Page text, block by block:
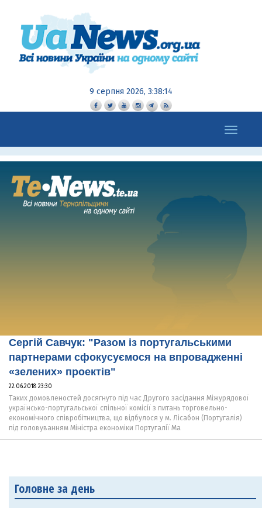
9 серпня 2026, 3:38:14
Toggle
navigation
Сергій Савчук: "Разом із португальськими
партнерами сфокусуємося на впровадженні
«зелених» проектів"
22.06.2018 23:30
Таких домовленостей досягнуто під час Другого засідання Міжурядової
українсько-португальської спільної комісії з питань торговельно-
економічного співробітництва, що відбулося у м. Лісабон (Португалія)
під головуванням Міністра економіки Португалії Ма
Головне за день